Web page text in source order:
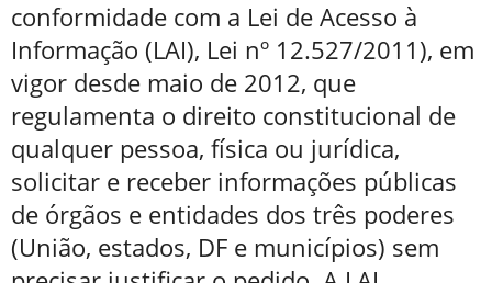
conformidade com a Lei de Acesso à
Informação (LAI), Lei nº 12.527/2011), em
vigor desde maio de 2012, que
regulamenta o direito constitucional de
qualquer pessoa, física ou jurídica,
solicitar e receber informações públicas
de órgãos e entidades dos três poderes
(União, estados, DF e municípios) sem